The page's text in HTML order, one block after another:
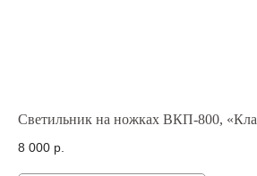
Светильник на ножках ВКП-800,
8 000 р.